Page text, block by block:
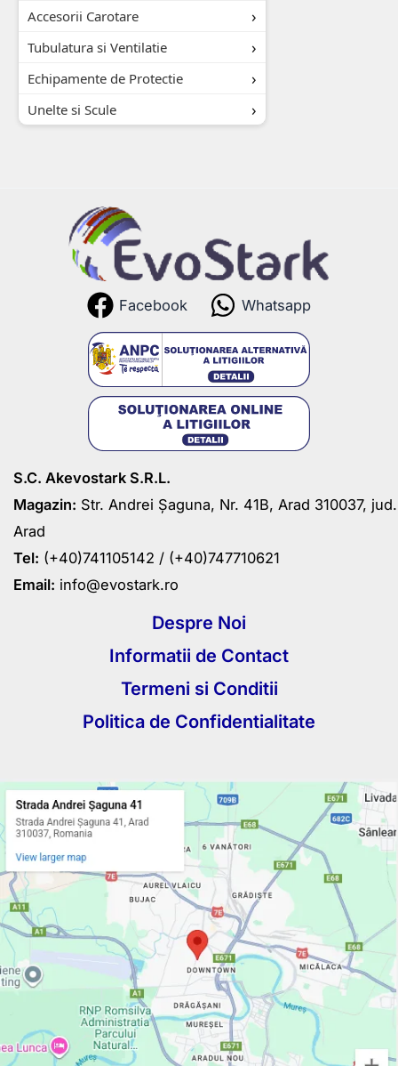
Accesorii Carotare
Tubulatura si Ventilatie
Echipamente de Protectie
Unelte si Scule
Facebook Whatsapp
S.C. Akevostark S.R.L.
Magazin: Str. Andrei Șaguna, Nr. 41B, Arad 310037, jud.
Arad
Tel: (+40)741105142 / (+40)747710621
Email: info@evostark.ro
Despre Noi
Informatii de Contact
Termeni si Conditii
Politica de Confidentialitate